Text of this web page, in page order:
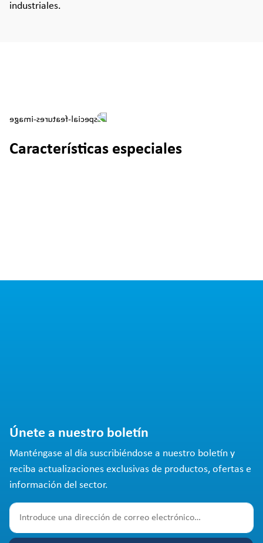
industriales.
Características especiales
Únete a nuestro boletín
Manténgase al día suscribiéndose a nuestro boletín y
reciba actualizaciones exclusivas de productos, ofertas e
información del sector.